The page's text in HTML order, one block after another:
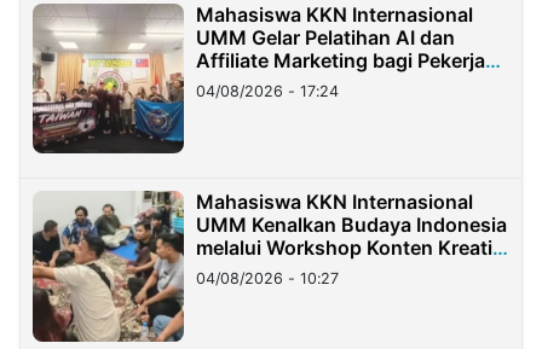
Mahasiswa KKN Internasional
UMM Gelar Pelatihan AI dan
Affiliate Marketing bagi Pekerja
Migran Indonesia di Taiwan
04/08/2026 - 17:24
Mahasiswa KKN Internasional
UMM Kenalkan Budaya Indonesia
melalui Workshop Konten Kreatif
di Taiwan
04/08/2026 - 10:27